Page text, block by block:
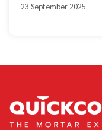
23 September 2025